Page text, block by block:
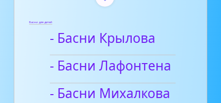
Басни для детей
- Басни Крылова
- Басни Лафонтена
- Басни Михалкова